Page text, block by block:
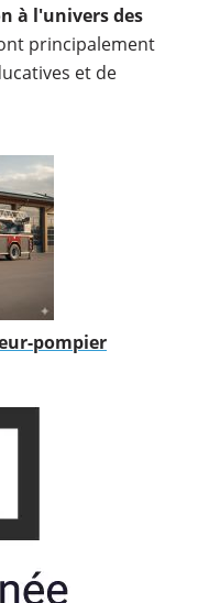
à l'univers des
principalement
et de
pompier